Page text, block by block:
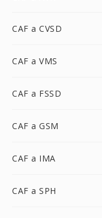
CAF a CVSD
CAF a VMS
CAF a FSSD
CAF a GSM
CAF a IMA
CAF a SPH